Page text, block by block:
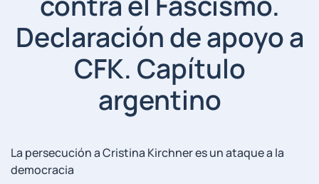
Declaración de apoyo a
CFK. Capítulo
argentino
La persecución a Cristina Kirchner es un ataque a la
democracia